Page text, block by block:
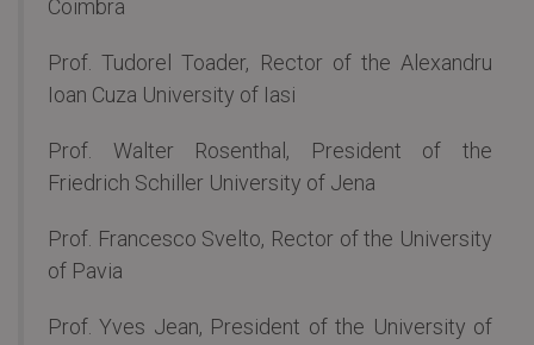
Coimbra
Prof. Tudorel Toader, Rector of the Alexandru
Ioan Cuza University of Iasi
Prof. Walter Rosenthal, President of the
Friedrich Schiller University of Jena
Prof. Francesco Svelto, Rector of the University
of Pavia
Prof. Yves Jean, President of the University of